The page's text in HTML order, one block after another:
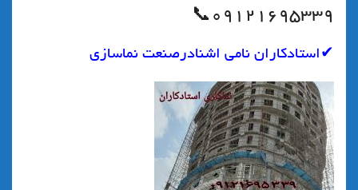
۰۹۱۲۱۶۹۵۳۳۹📞
✔استادکاران نامی اشنادرصنعت نماسازی